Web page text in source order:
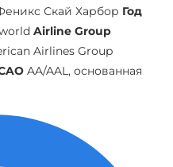
Скай Харбор Год
Airline Group
Airlines Group
AA/AAL, основанная